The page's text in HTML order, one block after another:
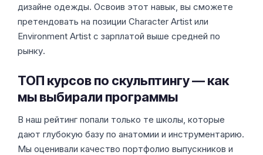
дизайне одежды. Освоив этот навык, вы сможете
претендовать на позиции Character Artist или
Environment Artist с зарплатой выше средней по
рынку.
ТОП курсов по скульптингу — как
мы выбирали программы
В наш рейтинг попали только те школы, которые
дают глубокую базу по анатомии и инструментарию.
Мы оценивали качество портфолио выпускников и